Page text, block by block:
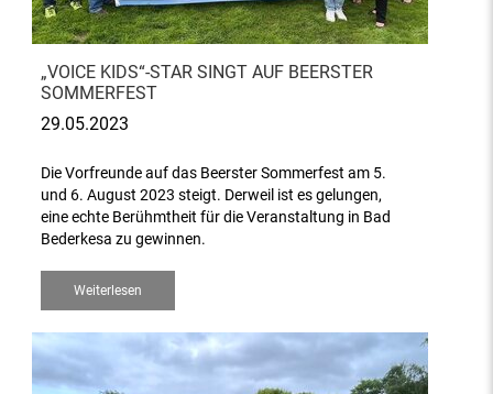
„VOICE KIDS“-STAR SINGT AUF BEERSTER
SOMMERFEST
29.05.2023
Die Vorfreunde auf das Beerster Sommerfest am 5.
und 6. August 2023 steigt. Derweil ist es gelungen,
eine echte Berühmtheit für die Veranstaltung in Bad
Bederkesa zu gewinnen.
Weiterlesen